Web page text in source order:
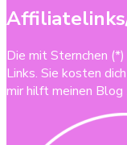
Die mit Sternchen
Links. Sie kosten
mir hilft meinen Blog